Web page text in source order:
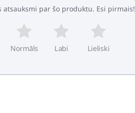
atsauksmi par šo produktu. Esi pirmais!
Normāls Labi Lieliski